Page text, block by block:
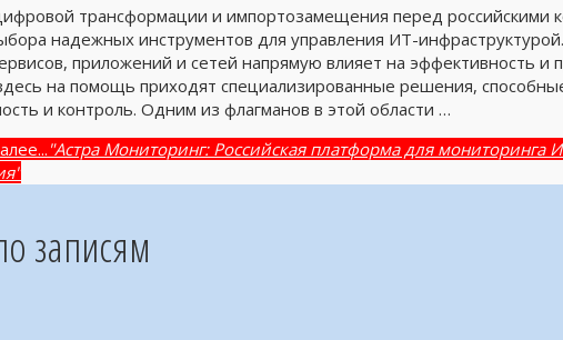
трансформации и импортозамещения перед российскими
надежных инструментов для управления ИТ-
приложений и сетей напрямую влияет на эффективность и
на помощь приходят специализированные решения,
и контроль. Одним из флагманов в этой области …
"Астра Мониторинг: Российская платформа для мониторинга
записям